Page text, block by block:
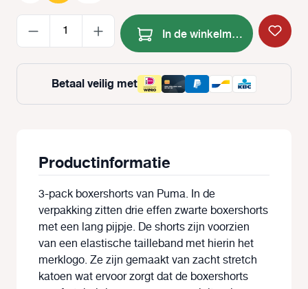
Producthoeveelheid: Voer
In de winkelmand
Betaal veilig met
Productinformatie
3-pack boxershorts van Puma. In de
verpakking zitten drie effen zwarte boxershorts
met een lang pijpje. De shorts zijn voorzien
van een elastische tailleband met hierin het
merklogo. Ze zijn gemaakt van zacht stretch
katoen wat ervoor zorgt dat de boxershorts